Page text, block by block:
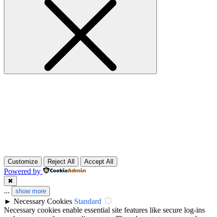
Customize Reject All Accept All
Powered by
✖
... show more
► Necessary Cookies Standard
Necessary cookies enable essential site features like secure log-ins